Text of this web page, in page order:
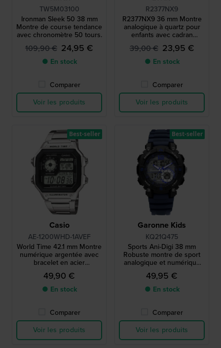
TW5M03100
Ironman Sleek 50 38 mm
Montre de course tendance
avec chronomètre 50 tours.
109,90 € 24,95 €
● En stock
Comparer
Voir les produits
R2377NX9
R2377NX9 36 mm Montre
analogique à quartz pour
enfants avec cadran
rétroéclairé
39,00 € 23,95 €
● En stock
Comparer
Voir les produits
Casio
AE-1200WHD-1AVEF
World Time 42.1 mm Montre
numérique argentée avec
bracelet en acier
inoxydable
49,90 €
● En stock
Comparer
Voir les produits
Best-seller
Garonne Kids
KQ21Q475
Sports Ani-Digi 38 mm
Robuste montre de sport
analogique et numérique
pour garçons
49,95 €
● En stock
Comparer
Voir les produits
Best-seller